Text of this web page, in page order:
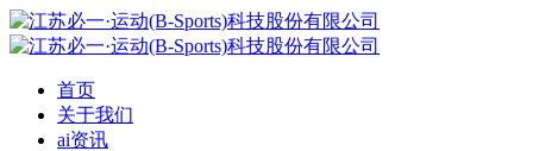
首页
关于我们
ai资讯